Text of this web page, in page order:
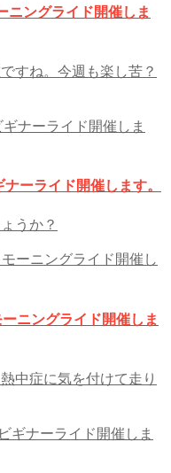
ニングライド開催しま
すね。今週も楽し苦？
ーライド開催します。
うか？
ニングライド開催しま
中症に気を付けて走り